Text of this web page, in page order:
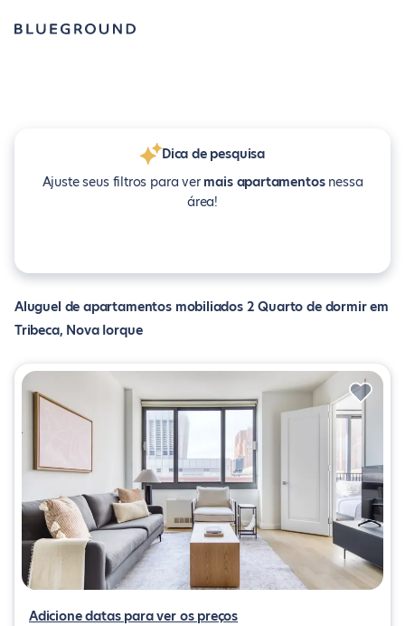
Dica de pesquisa
Ajuste seus filtros para ver mais apartamentosnessa
área!
Aluguel de apartamentos mobiliados 2 Quarto de dormir em
Tribeca, Nova Iorque
Adicione datas para ver os preços